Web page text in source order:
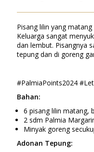
Pisang lilin yang
Keluarga sangat
dan lembut. Pisangnya
tepung dan di goreng
#PalmiaPoints2024
Bahan:
6 pisang lilin matang,
2 sdm Palmia
Minyak goreng
Adonan Tepung: